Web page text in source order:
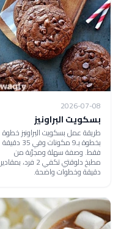
2026-07-08
بسكويت البراونيز
طريقة عمل بسكويت البراونيز خطوة
بخطوة بـ9 مكونات وفي 35 دقيقة
فقط. وصفة سهلة ومجرّبة من
مطبخ دلوقتي تكفي 2 فرد، بمقادير
دقيقة وخطوات واضحة.